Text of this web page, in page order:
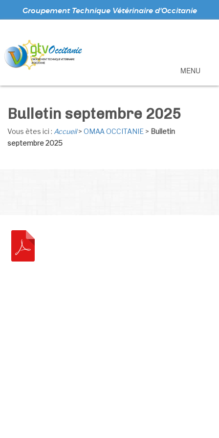
Groupement Technique Vétérinaire d'Occitanie
MENU
Bulletin septembre 2025
Vous ètes ici : Accueil> OMAA OCCITANIE > Bulletin
septembre 2025